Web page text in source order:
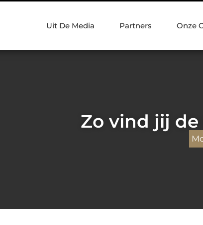
Uit De Media Partners Onze
Zo vind jij